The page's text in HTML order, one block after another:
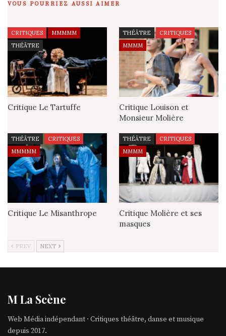
VOUS POURRIEZ AUSSI AIMER
CRITIQUES
MMMMM
THÉÂTRE
Critique Le Tartuffe
THÉÂTRE
CRITIQUES
MMMM
Critique Louison et
Monsieur Molière
THÉÂTRE
CRITIQUES
MMMMM
Critique Le Misanthrope
THÉÂTRE
CRITIQUES
MMMM
Critique Molière et ses
masques
PREV NEXT
M La Scène
Web Média indépendant · Critiques théâtre, danse et musique
depuis 2017.